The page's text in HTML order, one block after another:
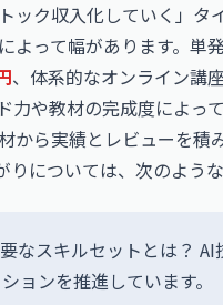
ク収入化していく」タイ
って幅があります。単
、体系的なオンライン講
や教材の完成度によっ
から実績とレビューを積
については、次のような
なスキルセットとは？
ョンを推進しています。